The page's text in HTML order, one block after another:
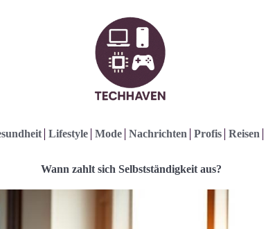
Lifestyle Mode Nachrichten Profis Reisen
Wann zahlt sich Selbstständigkeit aus?